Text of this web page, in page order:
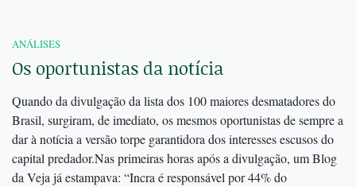
ANÁLISES
Os oportunistas da notícia
Quando da divulgação da lista dos 100 maiores desmatadores do
Brasil, surgiram, de imediato, os mesmos oportunistas de sempre a
dar à notícia a versão torpe garantidora dos interesses escusos do
capital predador.Nas primeiras horas após a divulgação, um Blog
da Veja já estampava: “Incra é responsável por 44% do